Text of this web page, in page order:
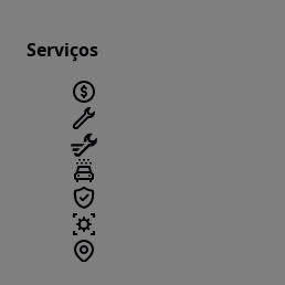
Serviços